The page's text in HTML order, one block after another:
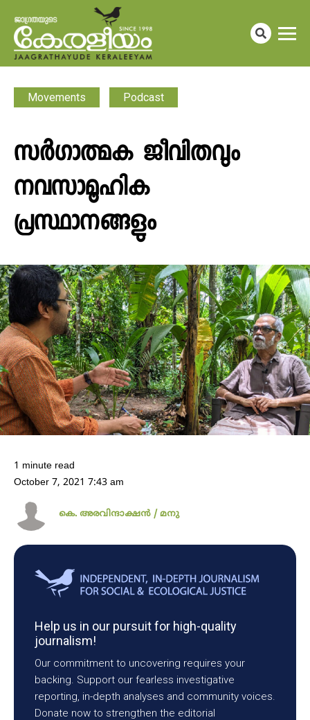
Movements Podcast
സർ​ഗാത്മക ജീവിതവും
നവസാമൂഹിക
പ്രസ്ഥാനങ്ങളും
1 minute read
October 7, 2021 7:43 am
കെ. അരവിന്ദാക്ഷൻ / മനു
Help us in our pursuit for high-quality
journalism!
Our commitment to uncovering requires your
backing. Support our fearless investigative
reporting, in-depth analyses and community voices.
Donate now to strengthen the editorial